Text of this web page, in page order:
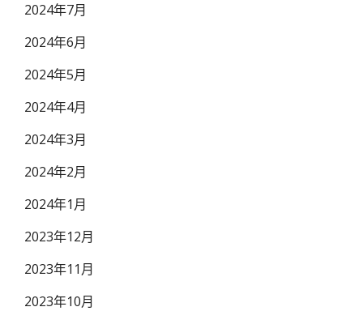
2024年7月
2024年6月
2024年5月
2024年4月
2024年3月
2024年2月
2024年1月
2023年12月
2023年11月
2023年10月